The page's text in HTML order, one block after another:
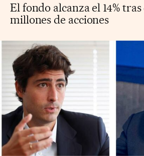
El fondo alcanza el 14%
millones de acciones